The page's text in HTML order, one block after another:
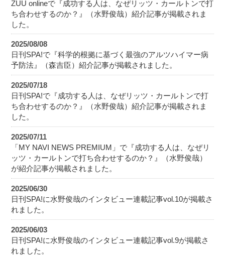
ZUU onlineで『成功する人は、なぜリッツ・カールトンで打
ち合わせするのか？』（水野俊哉）紹介記事が掲載されま
した。
2025/08/08
日刊SPA!で『科学的根拠に基づく最強のアルツハイマー病
予防法』（森吉臣）紹介記事が掲載されました。
2025/07/18
日刊SPA!で『成功する人は、なぜリッツ・カールトンで打
ち合わせするのか？』（水野俊哉）紹介記事が掲載されま
した。
2025/07/11
「MY NAVI NEWS PREMIUM」で『成功する人は、なぜリ
ッツ・カールトンで打ち合わせするのか？』（水野俊哉）
が紹介記事が掲載されました。
2025/06/30
日刊SPA!に水野俊哉のインタビュー連載記事vol.10が掲載さ
れました。
2025/06/03
日刊SPA!に水野俊哉のインタビュー連載記事vol.9が掲載さ
れました。